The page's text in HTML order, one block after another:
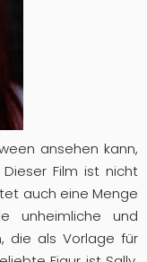
ansehen kann,
Film ist nicht
auch eine Menge
unheimliche und
die als Vorlage für